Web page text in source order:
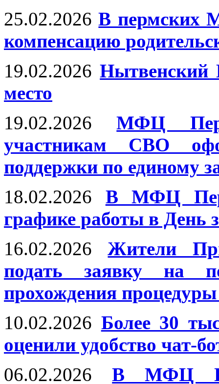
25.02.2026 В пермских
компенсацию
19.02.2026 Нытвенский
место
19.02.2026
МФЦ
участникам СВО
поддержки по единому
18.02.2026
В МФЦ
графике работы в День
16.02.2026
Жители
подать заявку на
прохождения
10.02.2026 Более 30
оценили удобство
06.02.2026
В МФЦ